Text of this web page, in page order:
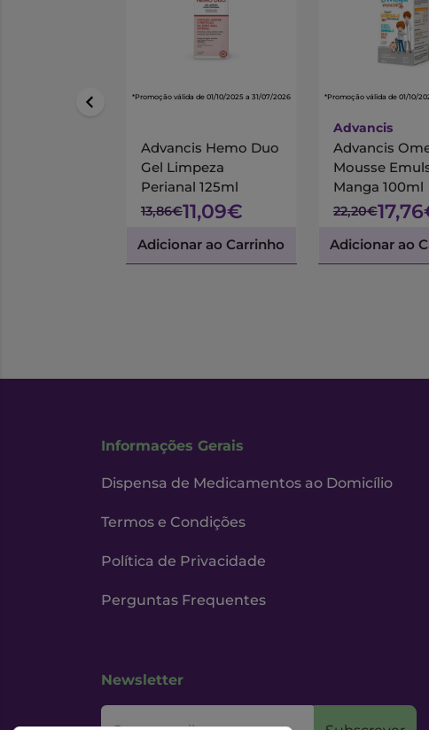
*Promoção válida de 01/10/2025 a 31/07/2026
Advancis Hemo Duo
Gel Limpeza
Perianal 125ml
13,86€11,09€
Adicionar ao Carrinho
*Promoção válida de 01/10/
Advancis
Advancis
Mousse
Manga 100ml
22,20€
Adicionar ao
Informações Gerais
Dispensa de Medicamentos ao Domicílio
Termos e Condições
Política de Privacidade
Perguntas Frequentes
Newsletter